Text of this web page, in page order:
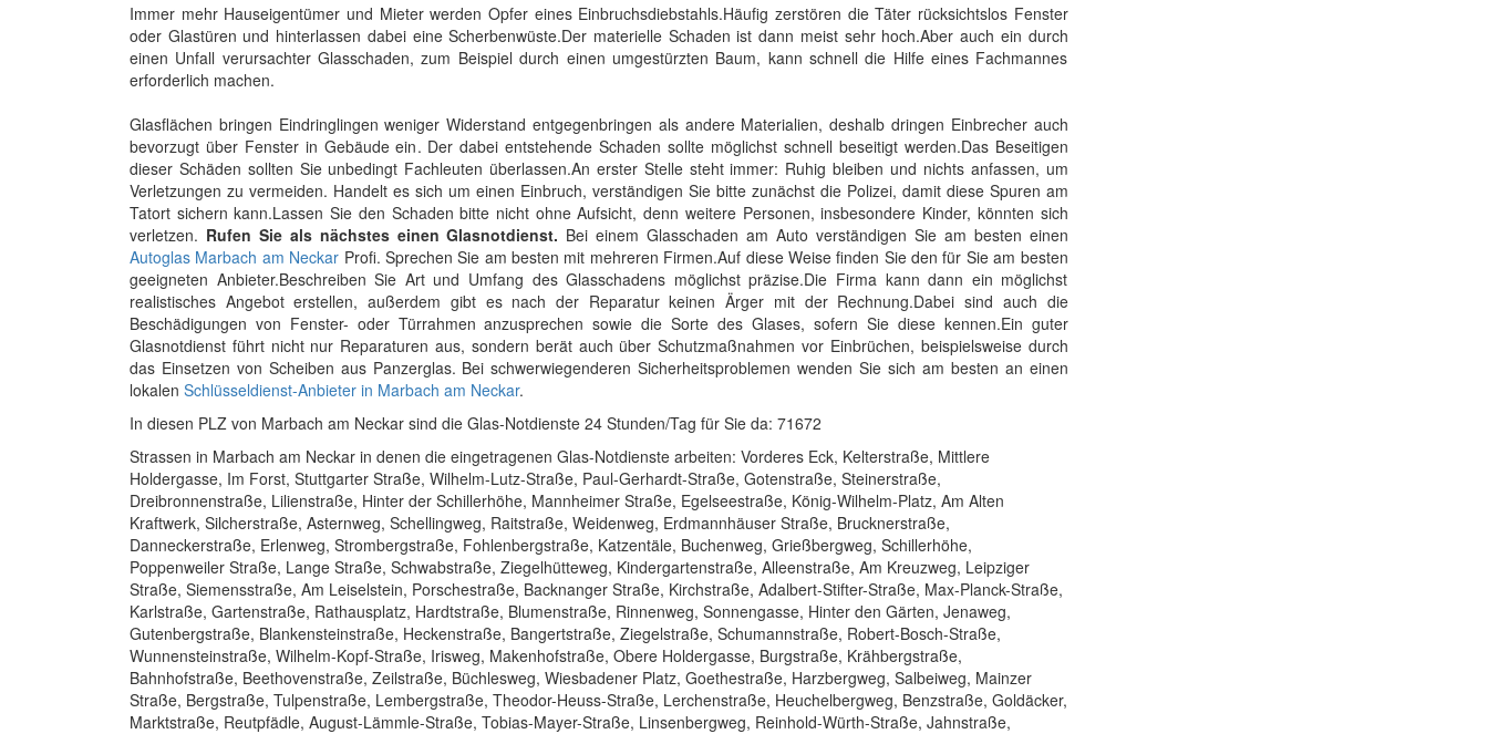
Immer mehr Hauseigentümer und Mieter werden Opfer eines Einbruchsdiebstahls.Häufig zerstören die Täter rücksichtslos Fenster
oder Glastüren und hinterlassen dabei eine Scherbenwüste.Der materielle Schaden ist dann meist sehr hoch.Aber auch ein durch
einen Unfall verursachter Glasschaden, zum Beispiel durch einen umgestürzten Baum, kann schnell die Hilfe eines Fachmannes
erforderlich machen.
Glasflächen bringen Eindringlingen weniger Widerstand entgegenbringen als andere Materialien, deshalb dringen Einbrecher auch
bevorzugt über Fenster in Gebäude ein. Der dabei entstehende Schaden sollte möglichst schnell beseitigt werden.Das Beseitigen
dieser Schäden sollten Sie unbedingt Fachleuten überlassen.An erster Stelle steht immer: Ruhig bleiben und nichts anfassen, um
Verletzungen zu vermeiden. Handelt es sich um einen Einbruch, verständigen Sie bitte zunächst die Polizei, damit diese Spuren am
Tatort sichern kann.Lassen Sie den Schaden bitte nicht ohne Aufsicht, denn weitere Personen, insbesondere Kinder, könnten sich
verletzen. Rufen Sie als nächstes einen Glasnotdienst. Bei einem Glasschaden am Auto verständigen Sie am besten einen
Autoglas Marbach am Neckar Profi. Sprechen Sie am besten mit mehreren Firmen.Auf diese Weise finden Sie den für Sie am besten
geeigneten Anbieter.Beschreiben Sie Art und Umfang des Glasschadens möglichst präzise.Die Firma kann dann ein möglichst
realistisches Angebot erstellen, außerdem gibt es nach der Reparatur keinen Ärger mit der Rechnung.Dabei sind auch die
Beschädigungen von Fenster- oder Türrahmen anzusprechen sowie die Sorte des Glases, sofern Sie diese kennen.Ein guter
Glasnotdienst führt nicht nur Reparaturen aus, sondern berät auch über Schutzmaßnahmen vor Einbrüchen, beispielsweise durch
das Einsetzen von Scheiben aus Panzerglas. Bei schwerwiegenderen Sicherheitsproblemen wenden Sie sich am besten an einen
lokalen Schlüsseldienst-Anbieter in Marbach am Neckar.
In diesen PLZ von Marbach am Neckar sind die Glas-Notdienste 24 Stunden/Tag für Sie da: 71672
Strassen in Marbach am Neckar in denen die eingetragenen Glas-Notdienste arbeiten: Vorderes Eck, Kelterstraße, Mittlere
Holdergasse, Im Forst, Stuttgarter Straße, Wilhelm-Lutz-Straße, Paul-Gerhardt-Straße, Gotenstraße, Steinerstraße,
Dreibronnenstraße, Lilienstraße, Hinter der Schillerhöhe, Mannheimer Straße, Egelseestraße, König-Wilhelm-Platz, Am Alten
Kraftwerk, Silcherstraße, Asternweg, Schellingweg, Raitstraße, Weidenweg, Erdmannhäuser Straße, Brucknerstraße,
Danneckerstraße, Erlenweg, Strombergstraße, Fohlenbergstraße, Katzentäle, Buchenweg, Grießbergweg, Schillerhöhe,
Poppenweiler Straße, Lange Straße, Schwabstraße, Ziegelhütteweg, Kindergartenstraße, Alleenstraße, Am Kreuzweg, Leipziger
Straße, Siemensstraße, Am Leiselstein, Porschestraße, Backnanger Straße, Kirchstraße, Adalbert-Stifter-Straße, Max-Planck-Straße,
Karlstraße, Gartenstraße, Rathausplatz, Hardtstraße, Blumenstraße, Rinnenweg, Sonnengasse, Hinter den Gärten, Jenaweg,
Gutenbergstraße, Blankensteinstraße, Heckenstraße, Bangertstraße, Ziegelstraße, Schumannstraße, Robert-Bosch-Straße,
Wunnensteinstraße, Wilhelm-Kopf-Straße, Irisweg, Makenhofstraße, Obere Holdergasse, Burgstraße, Krähbergstraße,
Bahnhofstraße, Beethovenstraße, Zeilstraße, Büchlesweg, Wiesbadener Platz, Goethestraße, Harzbergweg, Salbeiweg, Mainzer
Straße, Bergstraße, Tulpenstraße, Lembergstraße, Theodor-Heuss-Straße, Lerchenstraße, Heuchelbergweg, Benzstraße, Goldäcker,
Marktstraße, Reutpfädle, August-Lämmle-Straße, Tobias-Mayer-Straße, Linsenbergweg, Reinhold-Würth-Straße, Jahnstraße,